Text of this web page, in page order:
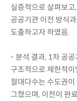
실증적으로 살펴보
공공기관 이전 방식
도출하고자 하였음.
- 분석 결과, 1차 공
구조적으로 제한적
절대다수는 수도권
그쳤으며, 이전이 완